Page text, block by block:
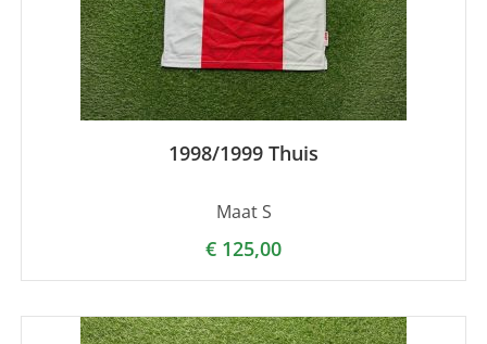
1998/1999 Thuis
Maat S
€ 125,00